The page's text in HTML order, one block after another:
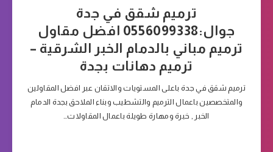
ترميم شقق في جدة
جوال:0556099338 افضل مقاول
ترميم مباني بالدمام الخبر الشرقية –
ترميم دهانات بجدة
ترميم شقق في جدة باعلى المستويات والاتقان عبر افضل المقاولين
والمتخصصين باعمال الترميم والتشطيب وبناء الملاحق بجدة الدمام
الخبر , خبرة ومهارة طويلة باعمال المقاولات…